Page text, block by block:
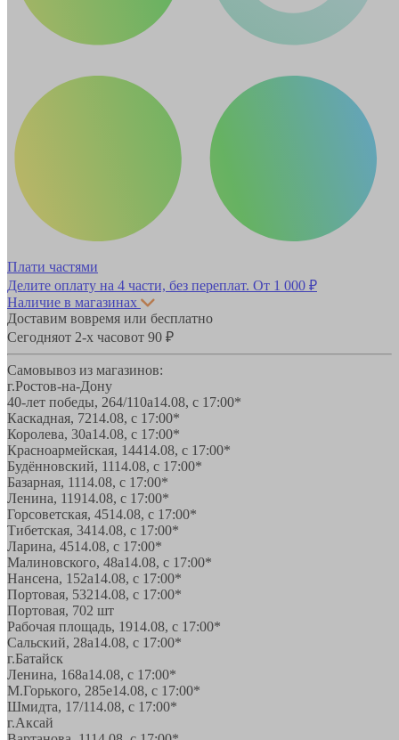
Плати частями
Делите оплату на 4 части, без переплат. От 1 000 ₽
Наличие в магазинах
Доставим вовремя или бесплатно
Сегодняот 2-х часовот 90 ₽
Самовывоз из магазинов:
г.Ростов-на-Дону
40-лет победы, 264/110а14.08, с 17:00*
Каскадная, 7214.08, с 17:00*
Королева, 30а14.08, с 17:00*
Красноармейская, 14414.08, с 17:00*
Будённовский, 1114.08, с 17:00*
Базарная, 1114.08, с 17:00*
Ленина, 11914.08, с 17:00*
Горсоветская, 4514.08, с 17:00*
Тибетская, 3414.08, с 17:00*
Ларина, 4514.08, с 17:00*
Малиновского, 48а14.08, с 17:00*
Нансена, 152а14.08, с 17:00*
Портовая, 53214.08, с 17:00*
Портовая, 702 шт
Рабочая площадь, 1914.08, с 17:00*
Сальский, 28a14.08, с 17:00*
г.Батайск
Ленина, 168а14.08, с 17:00*
М.Горького, 285е14.08, с 17:00*
Шмидта, 17/114.08, с 17:00*
г.Аксай